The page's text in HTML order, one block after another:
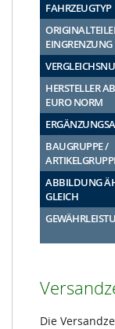
FAHRZEUGTYP
EINGRENZUNG
HERSTELLER
EURO NORM
BAUGRUPPE /
ABBILDUNG
GLEICH
Die